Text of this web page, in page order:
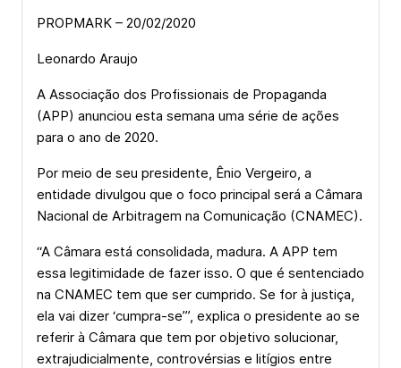
PROPMARK – 20/02/2020
Leonardo Araujo
A Associação dos Profissionais de Propaganda
(APP) anunciou esta semana uma série de ações
para o ano de 2020.
Por meio de seu presidente, Ênio Vergeiro, a
entidade divulgou que o foco principal será a Câmara
Nacional de Arbitragem na Comunicação (CNAMEC).
“A Câmara está consolidada, madura. A APP tem
essa legitimidade de fazer isso. O que é sentenciado
na CNAMEC tem que ser cumprido. Se for à justiça,
ela vai dizer ‘cumpra-se’”, explica o presidente ao se
referir à Câmara que tem por objetivo solucionar,
extrajudicialmente, controvérsias e litígios entre